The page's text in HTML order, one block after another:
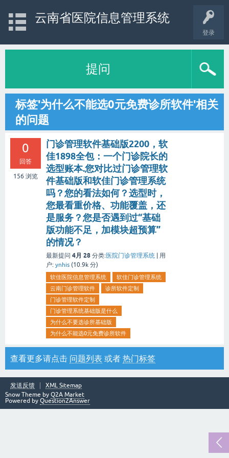
登录
云南省医院信息管理系统
提问
标签'为什么不能选0元免费诊所软件'相关
的问题
0
回答
156 浏览
门诊管理软件基础版2200，软
佳1898全包：一个门诊院长的
选型账本.您对比过门诊管理软
件基础版和软佳门诊管理系统
吗？您的看法如何？选型时，
您最看重价格、功能覆盖，还
是服务？您是否遇到过“基础
版功能不足，加模块超预算”
的情况？
最新提问 4月 28 分类:医院门诊管理系统
用
户: ynhis (10.9k 分)
软佳医院信息管理系统
软佳门诊管理系统
云南门诊管理软件
诊所软件定制
门诊管理软件定制
门诊管理系统基础版是什么
为什么不要选诊所基础版
为什么不能选0元免费诊所软件
查看更多请点击 问题列表 或者 热门标签
发送反馈
XML Sitemap
Snow Theme by Q2A Market
Powered by Question2Answer